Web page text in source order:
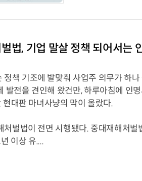
법, 기업 말살 정책 되어서는
정책 기조에 발맞춰 사업주 의무가 하
발전을 견인해 왔건만, 하루아침에 인
대판 마녀사냥의 막이 올랐다.
벌법이 전면 시행됐다. 중대재해처
이상 유....